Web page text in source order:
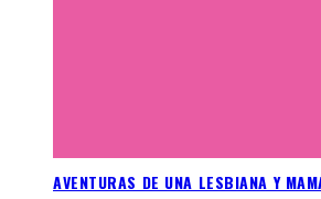
AVENTURAS DE UNA LESBIANA Y